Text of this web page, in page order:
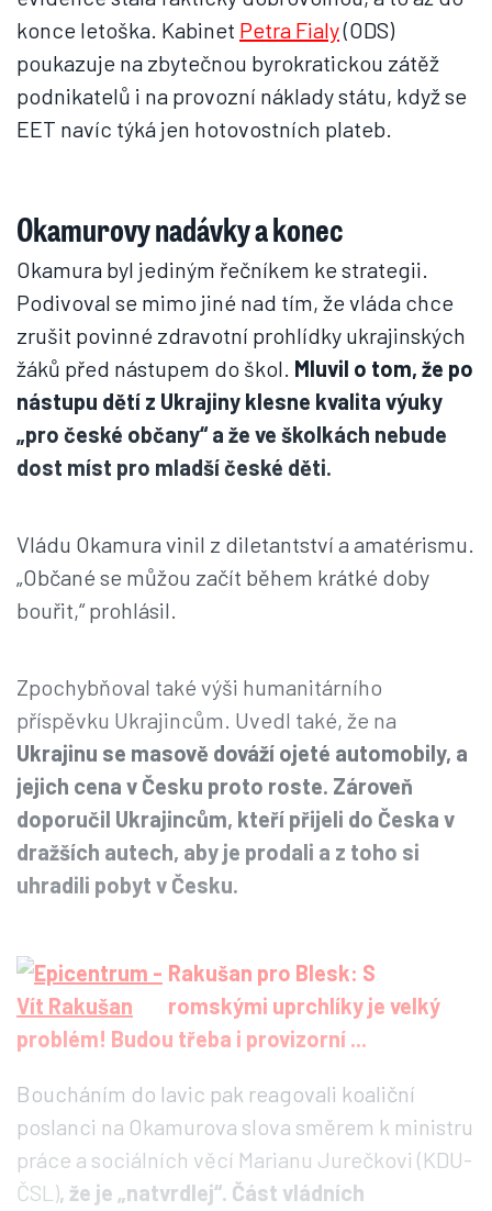
konce letoška. Kabinet Petra Fialy(ODS)
poukazuje na zbytečnou byrokratickou zátěž
podnikatelů i na provozní náklady státu, když se
EET navíc týká jen hotovostních plateb.
Okamurovy nadávky a konec
Okamura byl jediným řečníkem ke strategii.
Podivoval se mimo jiné nad tím, že vláda chce
zrušit povinné zdravotní prohlídky ukrajinských
žáků před nástupem do škol. Mluvil o tom, že po
nástupu dětí z Ukrajiny klesne kvalita výuky
„pro české občany“ a že ve školkách nebude
dost míst pro mladší české děti.
Vládu Okamura vinil z diletantství a amatérismu.
„Občané se můžou začít během krátké doby
bouřit,“ prohlásil.
Zpochybňoval také výši humanitárního
příspěvku Ukrajincům. Uvedl také, že na
Ukrajinu se masově dováží ojeté automobily, a
jejich cena v Česku proto roste. Zároveň
doporučil Ukrajincům, kteří přijeli do Česka v
dražších autech, aby je prodali a z toho si
uhradili pobyt v Česku.
Rakušan pro Blesk: S
romskými uprchlíky je velký
problém! Budou třeba i provizorní ...
Boucháním do lavic pak reagovali koaliční
poslanci na Okamurova slova směrem k ministru
práce a sociálních věcí Marianu Jurečkovi (KDU-
ČSL), že je „natvrdlej“. Část vládních